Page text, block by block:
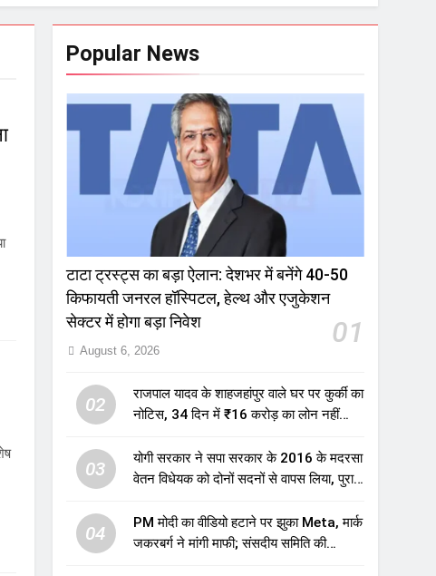
Popular News
टाटा ट्रस्ट्स का बड़ा ऐलान: देशभर में बनेंगे 40-50
किफायती जनरल हॉस्पिटल, हेल्थ और एजुकेशन
सेक्टर में होगा बड़ा निवेश
01
August 6, 2026
02
राजपाल यादव के शाहजहांपुर वाले घर पर कुर्की का
नोटिस, 34 दिन में ₹16 करोड़ का लोन नहीं
03
योगी सरकार ने सपा सरकार के 2016 के मदरसा
वेतन विधेयक को दोनों सदनों से वापस लिया, पुराने
उठाए सवाल
04
PM मोदी का वीडियो हटाने पर झुका Meta, मार्क
जकरबर्ग ने मांगी माफी; संसदीय समिति की